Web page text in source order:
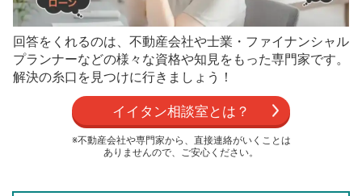
回答をくれるのは、不動産会社や士業・ファイナンシャル
プランナーなどの様々な資格や知見をもった専門家です。
解決の糸口を見つけに行きましょう！
イイタン相談室とは？
※不動産会社や専門家から、直接連絡がいくことは
ありませんので、ご安心ください。